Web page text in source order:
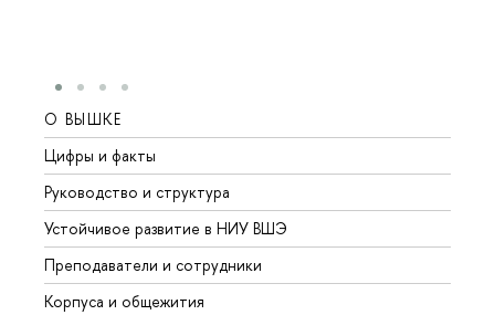
О ВЫШКЕ
Цифры и факты
Руководство и структура
Устойчивое развитие в НИУ ВШЭ
Преподаватели и сотрудники
Корпуса и общежития